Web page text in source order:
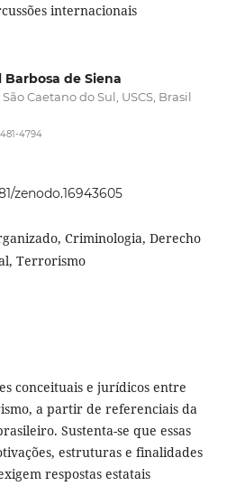
internacionais
de Siena
Caetano do Sul, USCS, Brasil
4794
zenodo.16943605
Criminologia, Derecho
Terrorismo
conceituais e jurídicos entre
a partir de referenciais da
Sustenta-se que essas
estruturas e finalidades
respostas estatais